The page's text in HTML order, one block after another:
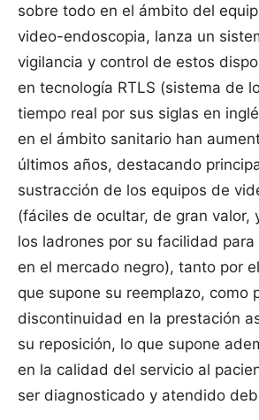
sobre todo en el ámbito del
video-endoscopia, lanza un
vigilancia y control de estos
en tecnología RTLS (sistema de
tiempo real por sus siglas en
en el ámbito sanitario han
últimos años, destacando
sustracción de los equipos de
(fáciles de ocultar, de gran valor,
los ladrones por su facilidad para
en el mercado negro), tanto por
que supone su reemplazo, como
discontinuidad en la prestación
su reposición, lo que supone
en la calidad del servicio al
ser diagnosticado y atendido